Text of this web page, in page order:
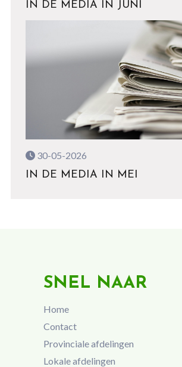
IN DE MEDIA IN JUNI
30-05-2026
IN DE MEDIA IN MEI
SNEL NAAR
Home
Contact
Provinciale afdelingen
Lokale afdelingen